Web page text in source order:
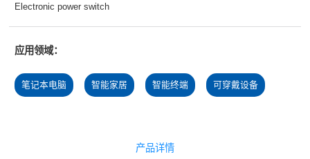
Electronic power switch
应用领域：
笔记本电脑 智能家居 智能终端 可穿戴设备
产品详情